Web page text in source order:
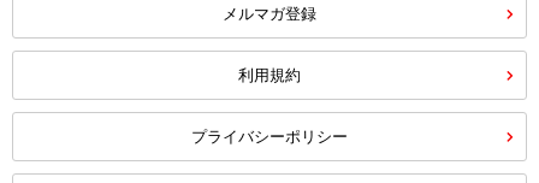
メルマガ登録
利用規約
プライバシーポリシー